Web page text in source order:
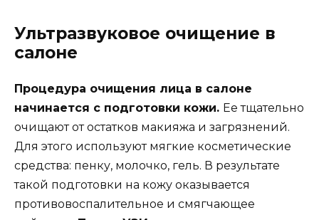
Ультразвуковое очищение в
салоне
Процедура очищения лица в салоне
начинается с подготовки кожи. Ее тщательно
очищают от остатков макияжа и загрязнений.
Для этого используют мягкие косметические
средства: пенку, молочко, гель. В результате
такой подготовки на кожу оказывается
противовоспалительное и смягчающее